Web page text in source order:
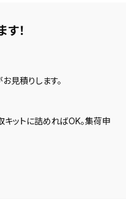
！
見積りします。
ットに詰めればOK。集荷申